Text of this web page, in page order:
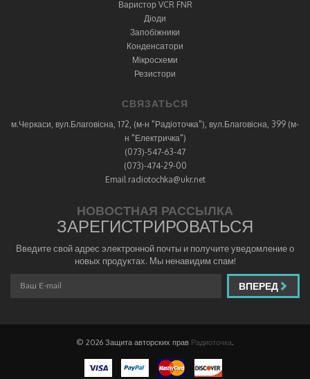
Варистор VCR FNR
Діоди
Запобіжники
Конденсатори
Мікросхеми
Резистори
СВЯЗАТЬСЯ
м.Черкаси, вул.Благовісна, 172, (м-н "Радіоточка"), вул.Благовісна, 399 (м-
н "Електричка")
(073)-547-63-47
(073)-474-29-00
Email radiotochka@ukr.net
НОВОСТНАЯ РАССЫЛКА
ЗАРЕГИСТРИРОВАТЬСЯ
Введите свой адрес электронной почты и получите уведомление о
новых продуктах. Мы ненавидим спам!
ВПЕРЕД
© 2026 Защита авторских прав Радиоточка.